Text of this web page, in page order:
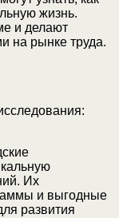
жизнь.
и делают
на рынке труда.
Их
и выгодные
развития